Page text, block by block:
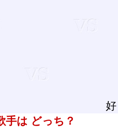
手は どっち？